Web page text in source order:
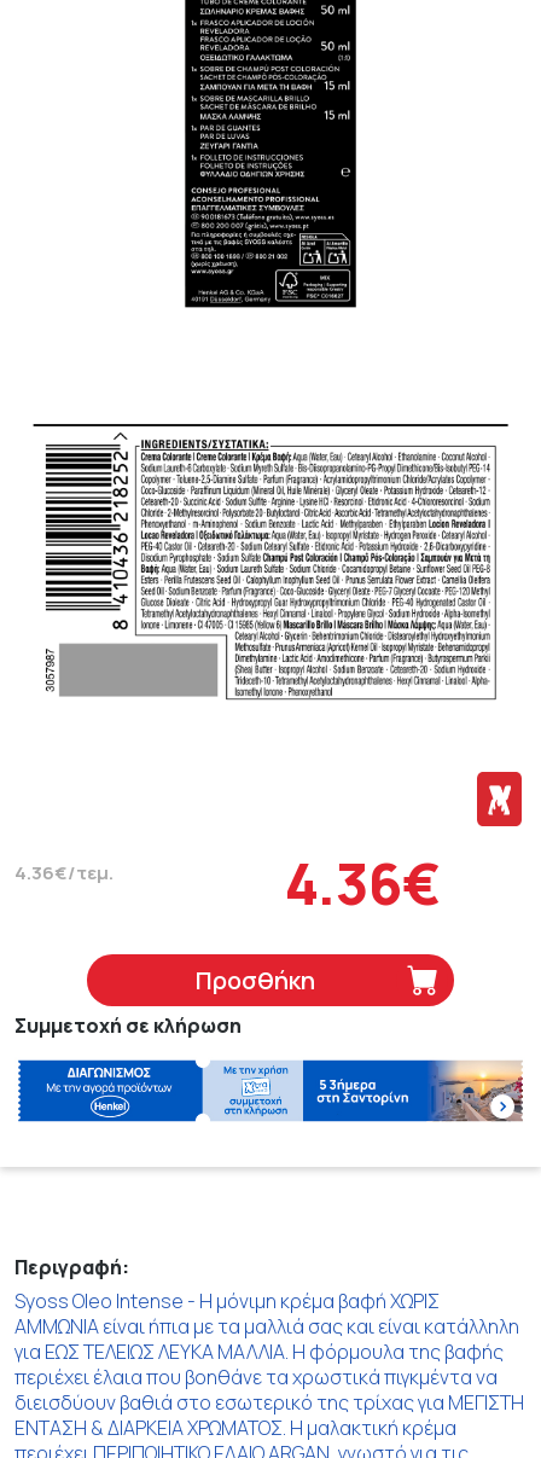
4.36€/τεμ. 4.36€
Προσθήκη
Συμμετοχή σε κλήρωση
Περιγραφή:
Syoss Oleo Intense - Η μόνιμη κρέμα βαφή ΧΩΡΙΣ
ΑΜΜΩΝΙΑ είναι ήπια με τα μαλλιά σας και είναι κατάλληλη
για ΕΩΣ ΤΕΛΕΙΩΣ ΛΕΥΚΑ ΜΑΛΛΙΑ. Η φόρμουλα της βαφής
περιέχει έλαια που βοηθάνε τα χρωστικά πιγκμέντα να
διεισδύουν βαθιά στο εσωτερικό της τρίχας για ΜΕΓΙΣΤΗ
ΕΝΤΑΣΗ & ΔΙΑΡΚΕΙΑ ΧΡΩΜΑΤΟΣ. Η μαλακτική κρέμα
περιέχει ΠΕΡΙΠΟΙΗΤΙΚΟ ΕΛΑΙΟ ARGAN, γνωστό για τις